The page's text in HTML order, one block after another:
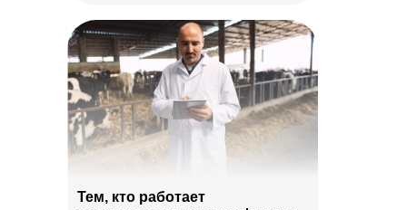
Тем, кто работает